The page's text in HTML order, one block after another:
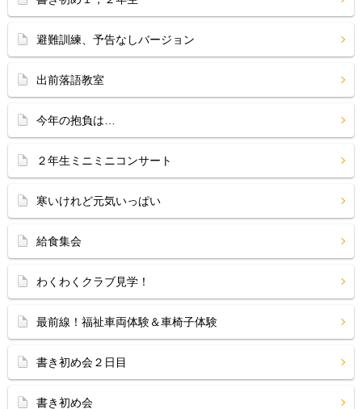
避難訓練、予告なしバージョン
出前落語教室
今年の抱負は…
２年生ミニミニコンサート
寒いけれど元気いっぱい
給食集会
わくわくクラブ見学！
最前線！福祉車両体験＆車椅子体験
書き初め会２日目
書き初め会